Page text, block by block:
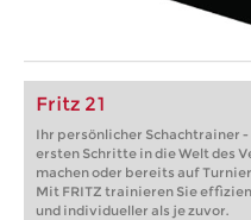
Fritz 21
Ihr persönlicher Schachtrainer -
ersten Schritte in die Welt des
machen oder bereits auf
Mit FRITZ trainieren Sie
und individueller als je zuvor.